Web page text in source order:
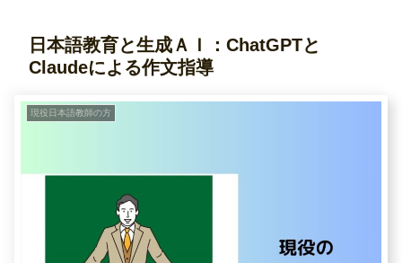
日本語教育と生成ＡＩ：ChatGPTと
Claudeによる作文指導
現役日本語教師の方